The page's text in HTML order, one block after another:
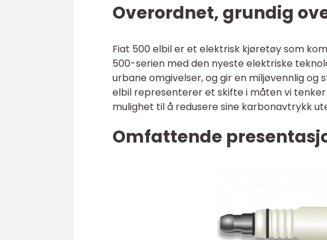
Overordnet, grundig
Fiat 500 elbil er et elektrisk kjøretøy som
500-serien med den nyeste elektriske
urbane omgivelser, og gir en miljøvennlig og
elbil representerer et skifte i måten vi
mulighet til å redusere sine karbonavtrykk
Omfattende